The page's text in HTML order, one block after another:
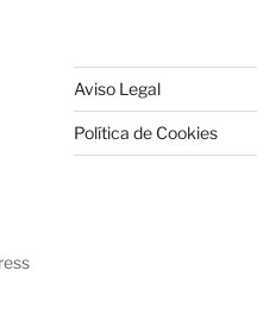
Aviso Legal
Política de Cookies